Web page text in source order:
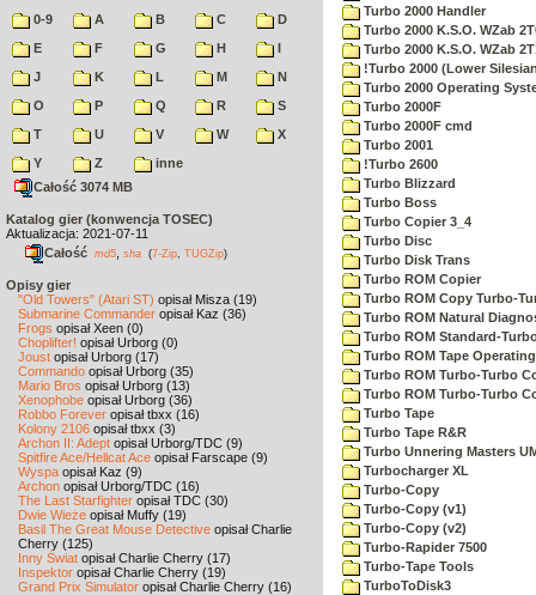
0-9 A B C
D
E
F G H
I
J
K L M
N
O
P Q R
S
T
U V W
X
Y
Z
inne
Całość 3074 MB
Katalog gier (konwencja TOSEC)
Aktualizacja: 2021-07-11
Całość md5 sha (7-Zip TUGZip)
Opisy gier
"Old Towers" (Atari ST) opisał Misza (19)
Submarine Commander opisał Kaz (36)
Frogs opisał Xeen (0)
Choplifter! opisał Urborg (0)
Joust opisał Urborg (17)
Commando opisał Urborg (35)
Mario Bros opisał Urborg (13)
Xenophobe opisał Urborg (36)
Robbo Forever opisał tbxx (16)
Kolony 2106 opisał tbxx (3)
Archon II: Adept opisał Urborg/TDC (9)
Spitfire Ace/Hellcat Ace opisał Farscape (9)
Wyspa opisał Kaz (9)
Archon opisał Urborg/TDC (16)
The Last Starfighter opisał TDC (30)
Dwie Wieże opisał Muffy (19)
Basil The Great Mouse Detective opisał Charlie
Cherry (125)
Inny Świat opisał Charlie Cherry (17)
Inspektor opisał Charlie Cherry (19)
Grand Prix Simulator opisał Charlie Cherry (16)
Turbo 2000 Handler
Turbo 2000 K.S.O. WZab
Turbo 2000 K.S.O. WZab
!Turbo 2000 (Lower
Turbo 2000 Operating
Turbo 2000F
Turbo 2000F cmd
Turbo 2001
!Turbo 2600
Turbo Blizzard
Turbo Boss
Turbo Copier 3_4
Turbo Disc
Turbo Disk Trans
Turbo ROM Copier
Turbo ROM Copy Turbo-
Turbo ROM Natural
Turbo ROM Standard-
Turbo ROM Tape
Turbo ROM Turbo-Turbo
Turbo ROM Turbo-Turbo
Turbo Tape
Turbo Tape R&R
Turbo Unnering Masters
Turbocharger XL
Turbo-Copy
Turbo-Copy (v1)
Turbo-Copy (v2)
Turbo-Rapider 7500
Turbo-Tape Tools
TurboToDisk3